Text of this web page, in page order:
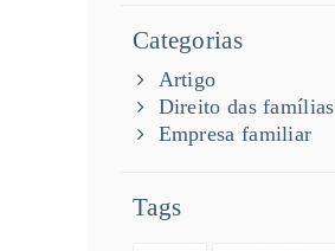
Categorias
Artigo
Direito das famílias
Empresa familiar
Tags